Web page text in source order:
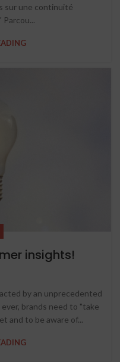
sur une continuité
Parcou...
insights!
by an unprecedented
brands need to "take
and to be aware of...